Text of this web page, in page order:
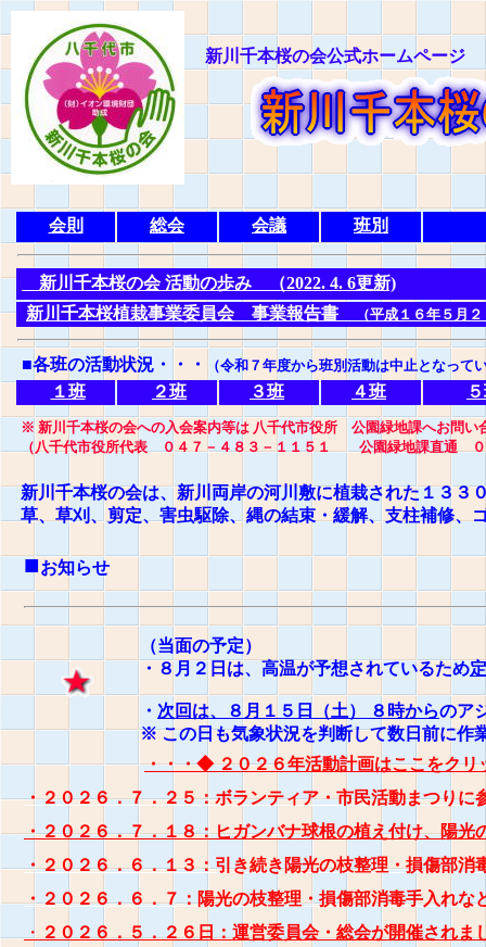
会則 総会 会議 班別
新川千本桜の会 活動の歩み （2022. 4. 6更新)
新川千本桜植栽事業委員会 事業報告書
（平成１６年５月
■各班の活動状況 ・・・ （令和７年度から班別活動は中止となっ
１班 ２班 ３班 ４班
※ 新川千本桜の会への入会案内等は 八千代市役所 公園緑地課へお問い
（八千代市役所代表 ０４７－４８３－１１５１ 公園緑地課直通 ０
新川千本桜の会は、新川両岸の河川敷に植栽された１３３
草、草刈、剪定、害虫駆除、縄の結束・緩解、支柱補修、
■お知らせ
（当面の予定）
・８月２日は、高温が予想されているため
・ 次回は、８月１５日（土） ８時からのア
※ この日も気象状況を判断して数日前に作
・・・◆ ２０２６年活動計画はここをクリ
・２０２６．７．２５：ボランティア・市民活動まつり
・２０２６．７．１８：ヒガンバナ球根の植え付け、陽
・２０２６．６．１３：引き続き陽光の枝整理・損傷部消
・２０２６．６．７：陽光の枝整理・損傷部消毒手入れな
・ ２０２６．５．２６日：運営委員会・総会が開催され
新川千本桜の会公式ホームページ